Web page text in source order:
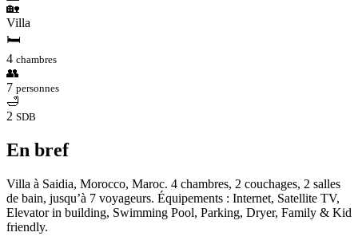
🏡
Villa
🛏
4 chambres
👥
7 personnes
🛁
2 SDB
En bref
Villa à Saidia, Morocco, Maroc. 4 chambres, 2 couchages, 2 salles
de bain, jusqu’à 7 voyageurs. Équipements : Internet, Satellite TV,
Elevator in building, Swimming Pool, Parking, Dryer, Family & Kid
friendly.